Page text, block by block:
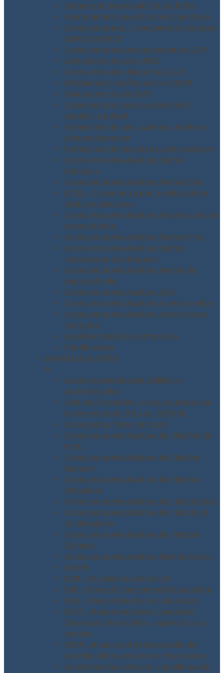
Sistema di responsabilità SA 8000
Mantenimento dei Sistemi di gestione
Consulenza per il regolamento Europeo
GDPR 2016/679
Consulenza assunzione incarico ODV
Assunzione incarico DPO
Consulenza per piano H.A.C.C.P.
Affidamento dell’incarico di RSPP
Valutazione rischi DVR
Consulenza accesso a contributi
pubblici e privati
Formazione in aula, azienda, online e
videoconferenza
Formazione incaricati uso attrezzature
Consulenza valutazione rischio
biologico
Consulenza valutazione rischio ROA
ATEX – Consulenza per la valutazione
rischio esplosione
Consulenza valutazione rischio scariche
atmosferiche
Consulenza valutazione rischio MMC
Consulenza valutazione rischio
cancerogeno mutageno
Consulenza valutazione rischio da
agenti chimici
Consulenza valutazione CEM
Consulenza valutazione rumore e vibro
Consulenza valutazione stress lavoro
correlato
Analisi emissioni in atmosfera
Fondimpresa
Servizi D.Lgs. 81/08
▼
Acustica Ambientale, Edilizia e
Architettonica
Obbligo formativo – corsi sicurezza sul
lavoro secondo il D.Lgs. 81/2008
Consulenza Testo Unico 81
Consulenza valutazione del Rischio da
MMC
Consulenza valutazione del Rischio
Rumore
Consulenza valutazione del Rischio
Vibrazioni
Consulenza valutazione del rischio ROA
Consulenza valutazione del rischio di
fulminazione
Consulenza valutazione del Rischio
Chimico
Consulenza valutazione Rischio Stress
DUVRI
DVR – Valutazione dei rischi
PEE – Piano di Emergenza Evacuazione
POS – Piano Operativo di Sicurezza
RLST – Rappresentante Lavoratori
Sicurezza Territoriale – supporto alla
nomina
RSPP – Incarico di Responsabile del
Servizio di Prevenzione e Protezione
Analisi tecnica gratuita: sopralluogo in